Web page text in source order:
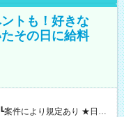
トも！好きな
その日に給料